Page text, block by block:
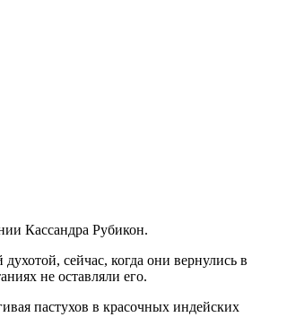
Кассандра Рубикон.
сейчас, когда они вернулись в
не оставляли его.
пастухов в красочных индей­ских